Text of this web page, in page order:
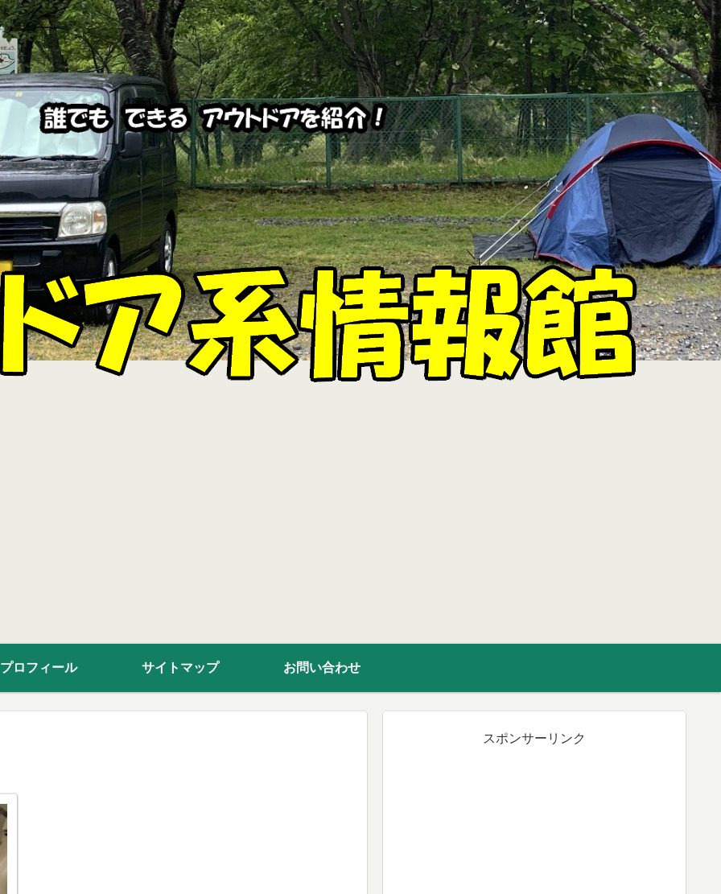
プロフィール サイトマップ お問い合わせ
スポンサーリンク